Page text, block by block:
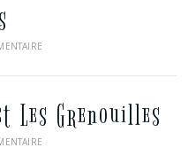
Les Grenouilles